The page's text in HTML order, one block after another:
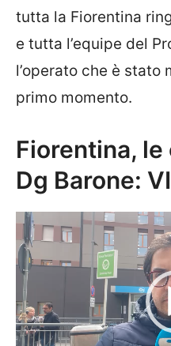
tutta la Fiorentina
e tutta l’equipe del
l’operato che è stato
primo momento.
Fiorentina,
Dg Barone:
Video
Player